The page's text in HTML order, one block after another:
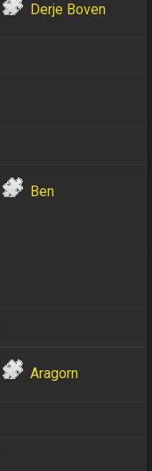
Derje Boven
Ben
Aragorn